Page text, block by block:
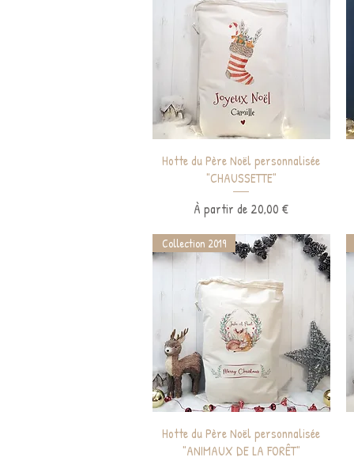
Aperçu rapide
Hotte du Père Noël personnalisée
"CHAUSSETTE"
À partir de 20,00 €
Prix promotionnel
Aperçu rapide
Collection 2019
Hotte du Père Noël personnalisée
"ANIMAUX DE LA FORÊT"